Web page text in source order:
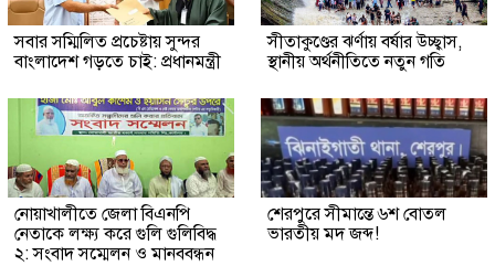
সবার সম্মিলিত প্রচেষ্টায় সুন্দর
বাংলাদেশ গড়তে চাই: প্রধানমন্ত্রী
সীতাকুণ্ডের ঝর্ণায় বর্ষার উচ্ছ্বাস,
স্থানীয় অর্থনীতিতে নতুন গতি
নোয়াখালীতে জেলা বিএনপি
নেতাকে লক্ষ্য করে গুলি গুলিবিদ্ধ
২: সংবাদ সম্মেলন ও মানববন্ধন
শেরপুরে সীমান্তে ৬শ বোতল
ভারতীয় মদ জব্দ!